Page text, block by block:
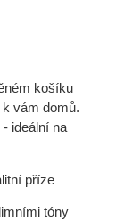
košíku
vám domů.
ideální na
příze
tóny